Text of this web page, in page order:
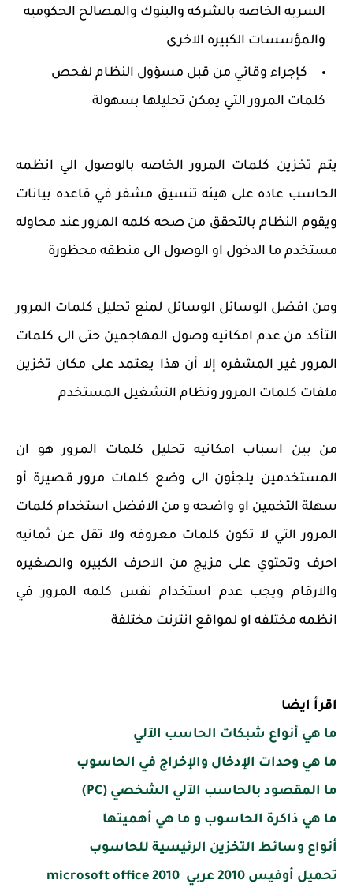
السريه الخاصه بالشركه والبنوك والمصالح الحكوميه
والمؤسسات الكبيره الاخرى
كإجراء وقائي من قبل مسؤول النظام لفحص
كلمات المرور التي يمكن تحليلها بسهولة
يتم تخزين كلمات المرور الخاصه بالوصول الي انظمه
الحاسب عاده على هيئه تنسيق مشفر في قاعده بيانات
ويقوم النظام بالتحقق من صحه كلمه المرور عند محاوله
مستخدم ما الدخول او الوصول الى منطقه محظورة
ومن افضل الوسائل الوسائل لمنع تحليل كلمات المرور
التأكد من عدم امكانيه وصول المهاجمين حتى الى كلمات
المرور غير المشفره إلا أن هذا يعتمد على مكان تخزين
ملفات كلمات المرور ونظام التشغيل المستخدم
من بين اسباب امكانيه تحليل كلمات المرور هو ان
المستخدمين يلجئون الى وضع كلمات مرور قصيرة أو
سهلة التخمين او واضحه و من الافضل استخدام كلمات
المرور التي لا تكون كلمات معروفه ولا تقل عن ثمانيه
احرف وتحتوي على مزيج من الاحرف الكبيره والصغيره
والارقام ويجب عدم استخدام نفس كلمه المرور في
انظمه مختلفه او لمواقع انترنت مختلفة
اقرأ ايضا
ما هي أنواع شبكات الحاسب الآلي
ما هي وحدات الإدخال والإخراج في الحاسوب
ما المقصود بالحاسب الآلي الشخصي (PC)
ما هي ذاكرة الحاسوب و ما هي أهميتها
أنواع وسائط التخزين الرئيسية للحاسوب
تحميل أوفيس 2010 عربي microsoft office 2010